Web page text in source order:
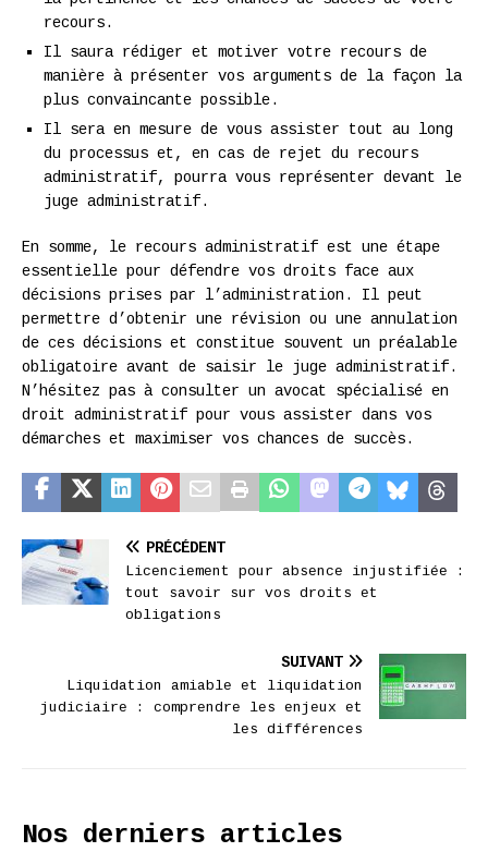
recours.
Il saura rédiger et motiver votre recours de
manière à présenter vos arguments de la façon la
plus convaincante possible.
Il sera en mesure de vous assister tout au long
du processus et, en cas de rejet du recours
administratif, pourra vous représenter devant le
juge administratif.
En somme, le recours administratif est une étape
essentielle pour défendre vos droits face aux
décisions prises par l’administration. Il peut
permettre d’obtenir une révision ou une annulation
de ces décisions et constitue souvent un préalable
obligatoire avant de saisir le juge administratif.
N’hésitez pas à consulter un avocat spécialisé en
droit administratif pour vous assister dans vos
démarches et maximiser vos chances de succès.
PRÉCÉDENT
Licenciement pour absence injustifiée :
tout savoir sur vos droits et
obligations
SUIVANT
Liquidation amiable et liquidation
judiciaire : comprendre les enjeux et
les différences
Nos derniers articles